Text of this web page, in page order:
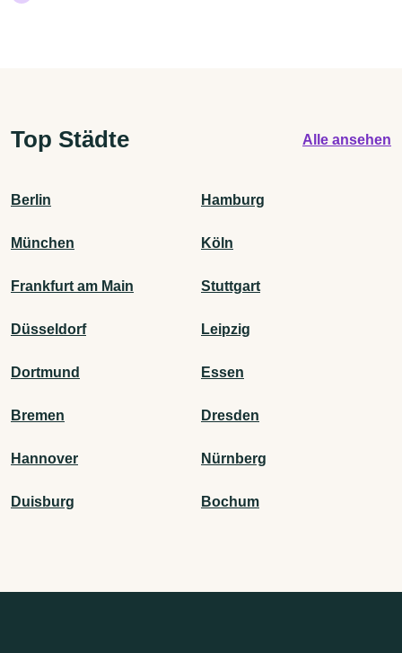
Top Städte Alle ansehen
Berlin Hamburg
München Köln
Frankfurt am Main Stuttgart
Düsseldorf Leipzig
Dortmund Essen
Bremen Dresden
Hannover Nürnberg
Duisburg Bochum